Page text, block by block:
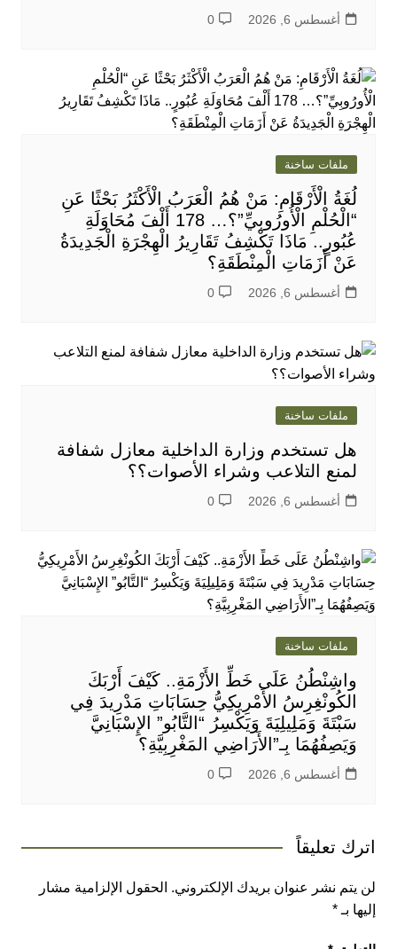
أغسطس 6, 2026 0
ملفات ساخنة
لُغَةُ الْأَرْقَامِ: مَنْ هُمُ الْعَرَبُ الْأَكْثَرُ بَحْثًا عَنِ
“الْحُلْمِ الْأُورُوبِيِّ”؟… 178 أَلْفَ مُحَاوَلَةِ
عُبُورٍ.. مَاذَا تَكْشِفُ تَقَارِيرُ الْهِجْرَةِ الْجَدِيدَةُ
عَنْ أَزَمَاتِ الْمِنْطَقَةِ؟
أغسطس 6, 2026 0
ملفات ساخنة
هل تستخدم وزارة الداخلية معازل شفافة
لمنع التلاعب وشراء الأصوات؟؟
أغسطس 6, 2026 0
ملفات ساخنة
واشِنْطُنُ عَلَى خَطِّ الأَزْمَةِ.. كَيْفَ أَرْبَكَ
الكُونْغِرِسُ الأَمْرِيكِيُّ حِسَابَاتِ مَدْرِيدَ فِي
سَبْتَةَ وَمَلِيلِيَةَ وَيَكْسِرُ “التَّابُو” الإِسْبَانِيَّ
وَيَصِفُهُمَا بِـ”الأَرَاضِي المَغْرِبِيَّةِ؟
أغسطس 6, 2026 0
اترك تعليقاً
لن يتم نشر عنوان بريدك الإلكتروني. الحقول الإلزامية مشار
إليها بـ *